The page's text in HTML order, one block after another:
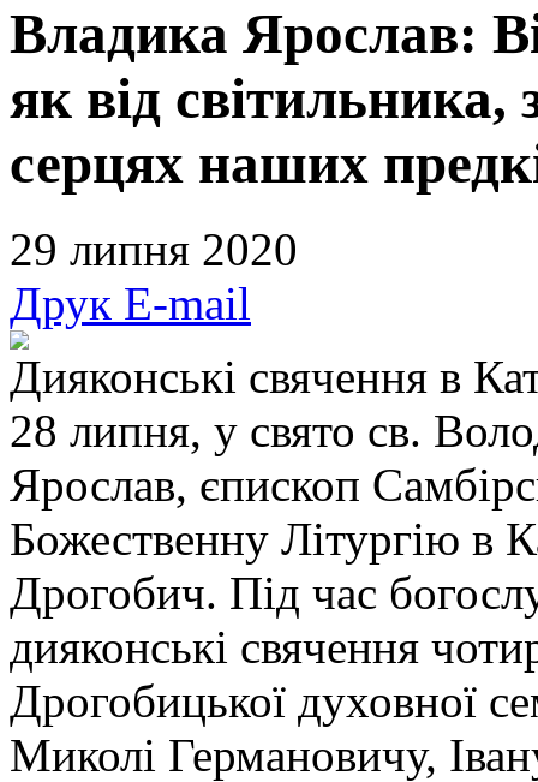
Владика Ярослав:
як від світильника,
серцях наших
29 липня 2020
Друк E-mail
Дияконські свячення в
28 липня, у свято св.
Ярослав, єпископ
Божественну Літургію в
Дрогобич. Під час
дияконські свячення
Дрогобицької духовної
Миколі Германовичу,